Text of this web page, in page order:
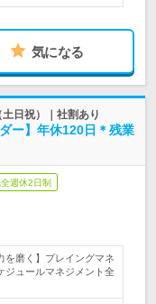
気になる
日祝）｜社割あり
ー】年休120日＊残業
週休2日制
を磨く】プレイングマネ
ジュールマネジメント全